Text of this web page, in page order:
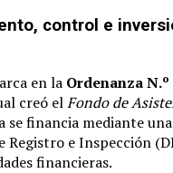
control e
en la Ordenanza N.º
creó elFondo de
se financia mediante
Registro e Inspección
financieras.